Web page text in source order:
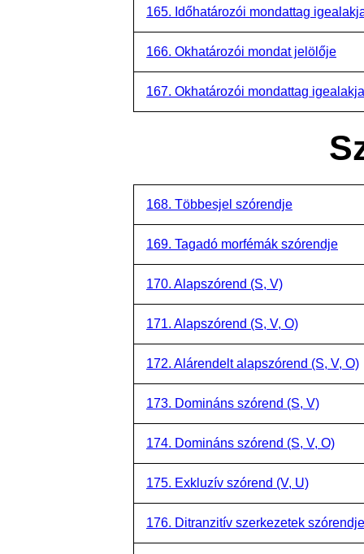
165. Időhatározói mondattag
166. Okhatározói mondat jelölője
167. Okhatározói mondattag igealakja
168. Többesjel szórendje
169. Tagadó morfémák szórendje
170. Alapszórend (S, V)
171. Alapszórend (S, V, O)
172. Alárendelt alapszórend (S, V, O)
173. Domináns szórend (S, V)
174. Domináns szórend (S, V, O)
175. Exkluzív szórend (V, U)
176. Ditranzitív szerkezetek szórendje